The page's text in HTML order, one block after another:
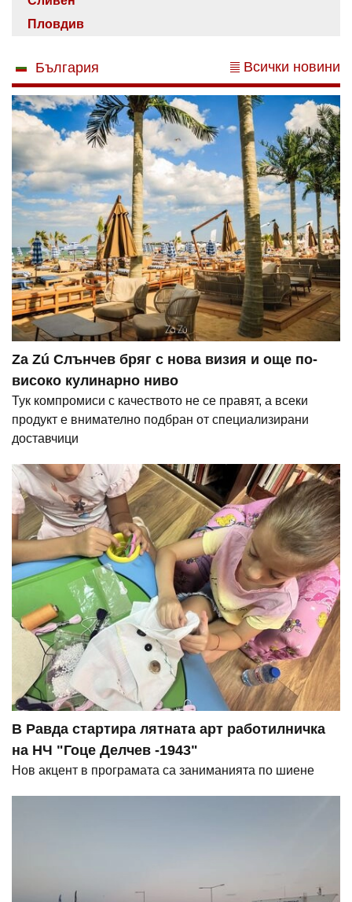
Пловдив
България Всички новини
Za Zú Слънчев бряг с нова визия и още по-
високо кулинарно ниво
Тук компромиси с качеството не се правят, а всеки
продукт е внимателно подбран от специализирани
доставчици
В Равда стартира лятната арт работилничка
на НЧ "Гоце Делчев -1943"
Нов акцент в програмата са заниманията по шиене